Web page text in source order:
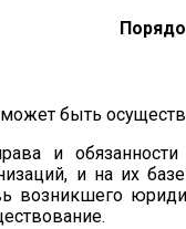
быть
и
и на их
возникшего